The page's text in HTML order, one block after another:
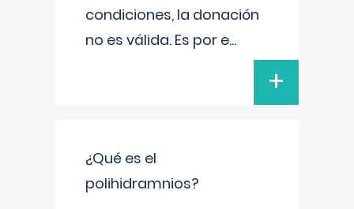
condiciones, la donación
no es válida. Es por e...
+
¿Qué es el
polihidramnios?